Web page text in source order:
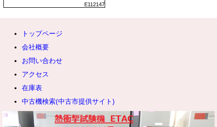
E112147
トップページ
会社概要
お問い合わせ
アクセス
在庫表
中古機検索(中古市提供サイト)